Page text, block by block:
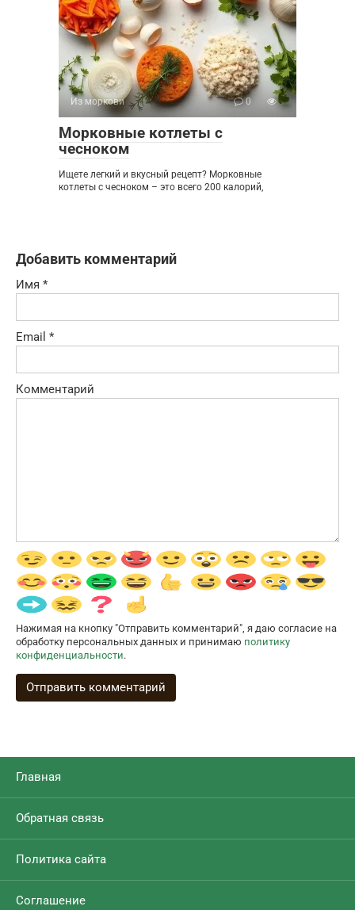
Из моркови 0
Морковные котлеты с
чесноком
Ищете легкий и вкусный рецепт? Морковные
котлеты с чесноком – это всего 200 калорий,
Добавить комментарий
Имя *
Email *
Комментарий
Нажимая на кнопку "Отправить комментарий", я даю согласие на
обработку персональных данных и принимаю политику
конфиденциальности.
Главная
Обратная связь
Политика сайта
Соглашение